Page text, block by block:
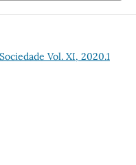
Vol. XI, 2020.1